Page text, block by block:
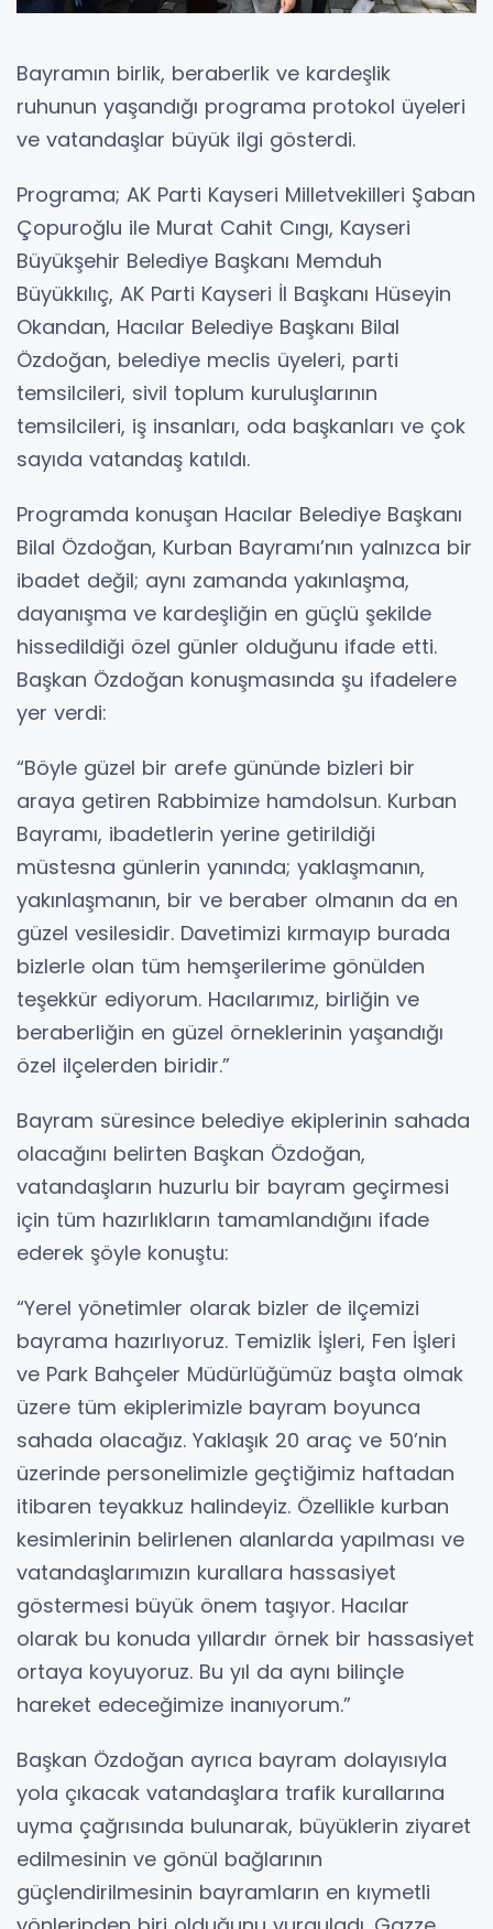
Bayramın birlik, beraberlik ve kardeşlik
ruhunun yaşandığı programa protokol üyeleri
ve vatandaşlar büyük ilgi gösterdi.
Programa; AK Parti Kayseri Milletvekilleri Şaban
Çopuroğlu ile Murat Cahit Cıngı, Kayseri
Büyükşehir Belediye Başkanı Memduh
Büyükkılıç, AK Parti Kayseri İl Başkanı Hüseyin
Okandan, Hacılar Belediye Başkanı Bilal
Özdoğan, belediye meclis üyeleri, parti
temsilcileri, sivil toplum kuruluşlarının
temsilcileri, iş insanları, oda başkanları ve çok
sayıda vatandaş katıldı.
Programda konuşan Hacılar Belediye Başkanı
Bilal Özdoğan, Kurban Bayramı’nın yalnızca bir
ibadet değil; aynı zamanda yakınlaşma,
dayanışma ve kardeşliğin en güçlü şekilde
hissedildiği özel günler olduğunu ifade etti.
Başkan Özdoğan konuşmasında şu ifadelere
yer verdi:
“Böyle güzel bir arefe gününde bizleri bir
araya getiren Rabbimize hamdolsun. Kurban
Bayramı, ibadetlerin yerine getirildiği
müstesna günlerin yanında; yaklaşmanın,
yakınlaşmanın, bir ve beraber olmanın da en
güzel vesilesidir. Davetimizi kırmayıp burada
bizlerle olan tüm hemşerilerime gönülden
teşekkür ediyorum. Hacılarımız, birliğin ve
beraberliğin en güzel örneklerinin yaşandığı
özel ilçelerden biridir.”
Bayram süresince belediye ekiplerinin sahada
olacağını belirten Başkan Özdoğan,
vatandaşların huzurlu bir bayram geçirmesi
için tüm hazırlıkların tamamlandığını ifade
ederek şöyle konuştu:
“Yerel yönetimler olarak bizler de ilçemizi
bayrama hazırlıyoruz. Temizlik İşleri, Fen İşleri
ve Park Bahçeler Müdürlüğümüz başta olmak
üzere tüm ekiplerimizle bayram boyunca
sahada olacağız. Yaklaşık 20 araç ve 50’nin
üzerinde personelimizle geçtiğimiz haftadan
itibaren teyakkuz halindeyiz. Özellikle kurban
kesimlerinin belirlenen alanlarda yapılması ve
vatandaşlarımızın kurallara hassasiyet
göstermesi büyük önem taşıyor. Hacılar
olarak bu konuda yıllardır örnek bir hassasiyet
ortaya koyuyoruz. Bu yıl da aynı bilinçle
hareket edeceğimize inanıyorum.”
Başkan Özdoğan ayrıca bayram dolayısıyla
yola çıkacak vatandaşlara trafik kurallarına
uyma çağrısında bulunarak, büyüklerin ziyaret
edilmesinin ve gönül bağlarının
güçlendirilmesinin bayramların en kıymetli